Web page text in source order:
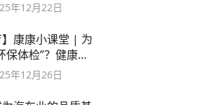
年12月22日
】康康小课堂 | 为
保体检”？健康指
耗
年12月26日